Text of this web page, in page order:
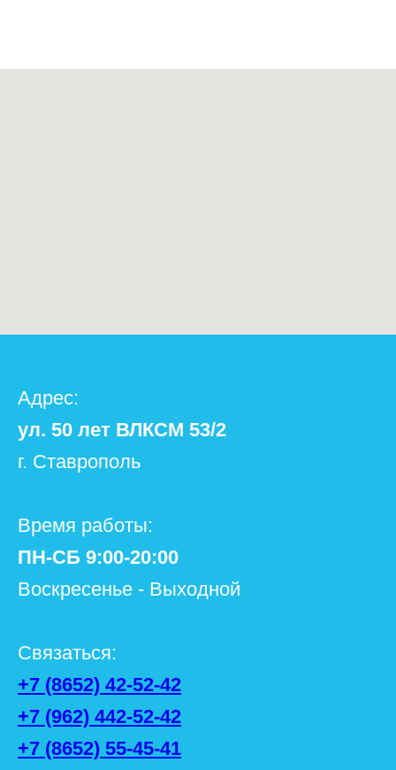
Адрес:
ул. 50 лет ВЛКСМ 53/2
г. Ставрополь
Время работы:
ПН-СБ 9:00-20:00
Воскресенье - Выходной
Связаться:
+7 (8652) 42-52-42
+7 (962) 442-52-42
+7 (8652) 55-45-41